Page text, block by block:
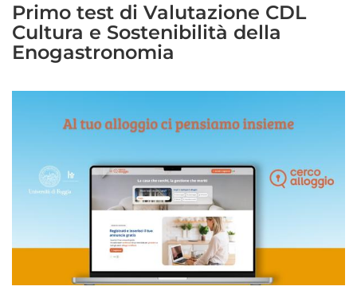
Primo test di Valutazione CDL
Cultura e Sostenibilità della
Enogastronomia